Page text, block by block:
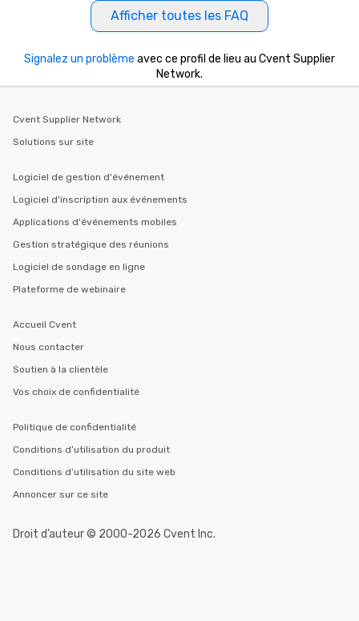
Afficher toutes les FAQ
Signalez un problème avec ce profil de lieu au Cvent Supplier
Network.
Cvent Supplier Network
Solutions sur site
Logiciel de gestion d'événement
Logiciel d'inscription aux événements
Applications d'événements mobiles
Gestion stratégique des réunions
Logiciel de sondage en ligne
Plateforme de webinaire
Accueil Cvent
Nous contacter
Soutien à la clientèle
Vos choix de confidentialité
Politique de confidentialité
Conditions d’utilisation du produit
Conditions d’utilisation du site web
Annoncer sur ce site
Droit d’auteur © 2000-2026 Cvent Inc.